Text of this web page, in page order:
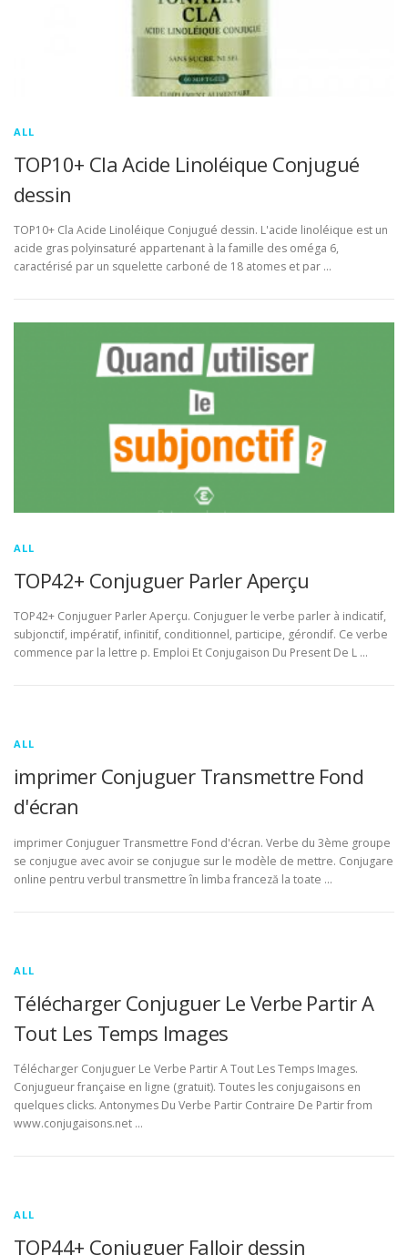
ALL
TOP10+ Cla Acide Linoléique Conjugué
dessin
TOP10+ Cla Acide Linoléique Conjugué dessin. L'acide linoléique est un
acide gras polyinsaturé appartenant à la famille des oméga 6,
caractérisé par un squelette carboné de 18 atomes et par …
ALL
TOP42+ Conjuguer Parler Aperçu
TOP42+ Conjuguer Parler Aperçu. Conjuguer le verbe parler à indicatif,
subjonctif, impératif, infinitif, conditionnel, participe, gérondif. Ce verbe
commence par la lettre p. Emploi Et Conjugaison Du Present De L …
ALL
imprimer Conjuguer Transmettre Fond
d'écran
imprimer Conjuguer Transmettre Fond d'écran. Verbe du 3ème groupe
se conjugue avec avoir se conjugue sur le modèle de mettre. Conjugare
online pentru verbul transmettre în limba franceză la toate …
ALL
Télécharger Conjuguer Le Verbe Partir A
Tout Les Temps Images
Télécharger Conjuguer Le Verbe Partir A Tout Les Temps Images.
Conjugueur française en ligne (gratuit). Toutes les conjugaisons en
quelques clicks. Antonymes Du Verbe Partir Contraire De Partir from
www.conjugaisons.net …
ALL
TOP44+ Conjuguer Falloir dessin